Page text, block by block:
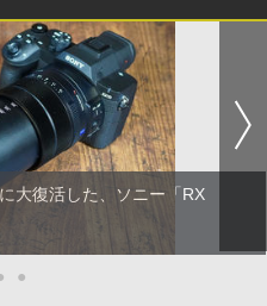
大復活した、ソニー「RX
●